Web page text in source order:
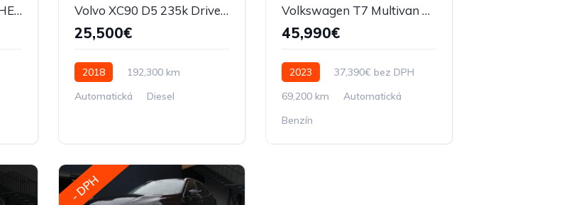
Audi Q7 55 3.0 TFSI e PHEV quattro tiptronic Volvo XC90 D5 235k Drive-E R-Design AWD A/T
25,500€
2018
192,300 km
Automatická
Diesel
Volkswagen T7 Multivan 2.0 TSI Style DSG
45,990€
2023
37,390€ bez DPH
69,200 km
Automatická
Benzín
- DPH